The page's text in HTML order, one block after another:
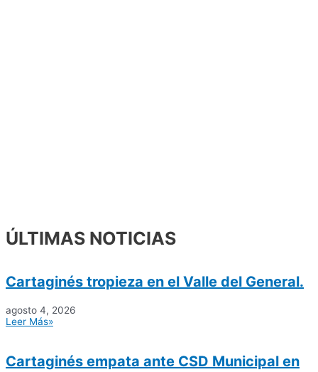
ÚLTIMAS NOTICIAS
Cartaginés tropieza en el Valle del General.
agosto 4, 2026
Leer Más»
Cartaginés empata ante CSD Municipal en